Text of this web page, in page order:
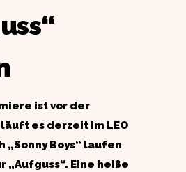
ist vor der
es derzeit im LEO
„Sonny Boys“ laufen
„Aufguss“. Eine heiße